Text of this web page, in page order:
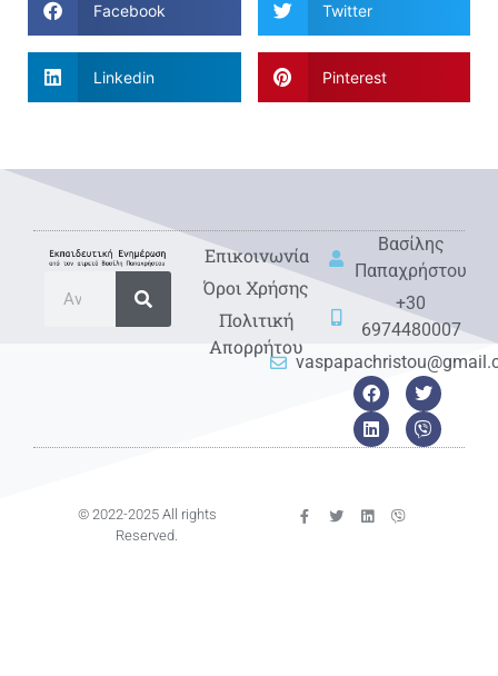
Facebook Twitter
Linkedin Pinterest
Eπικοινωνία
Όροι Χρήσης
Πολιτική
Απορρήτου
Βασίλης
Παπαχρήστου
+30
6974480007
© 2022-2025 All rights
Reserved.